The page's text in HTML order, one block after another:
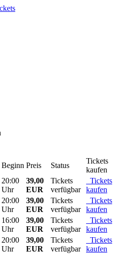
Beginn Preis Status
Tickets
kaufen
20:00
Uhr
39,00
EUR
Tickets
verfügbar
Tickets
kaufen
20:00
Uhr
39,00
EUR
Tickets
verfügbar
Tickets
kaufen
16:00
Uhr
39,00
EUR
Tickets
verfügbar
Tickets
kaufen
20:00
Uhr
39,00
EUR
Tickets
verfügbar
Tickets
kaufen